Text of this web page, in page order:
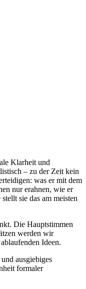
Klarheit und
– zu der Zeit kein
was er mit dem
nur erahnen, wie er
sie das am meisten
Die Hauptstimmen
werden wir
Ideen.
ausgiebiges
formaler